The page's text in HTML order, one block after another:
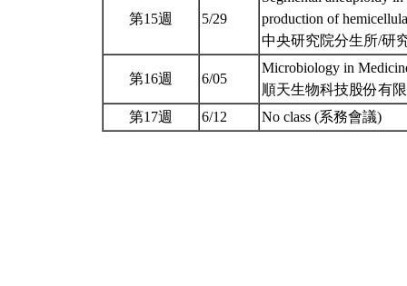
第15週 5/29
production of
中央研究院分生所/研
第16週 6/05
Microbiology in
順天生物科技股份有
第17週
6/12 No class (系務會議)